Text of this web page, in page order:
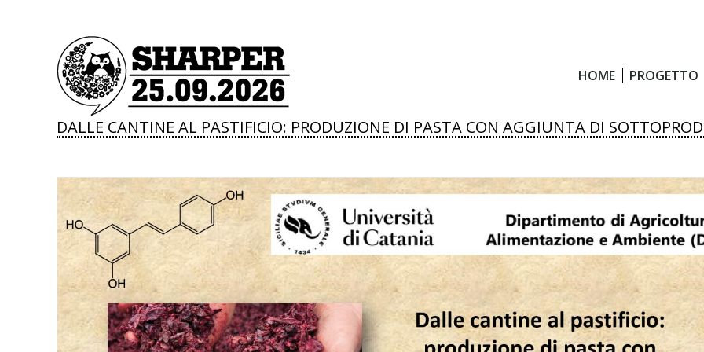
HOME PROGETTO
DALLE CANTINE AL PASTIFICIO: PRODUZIONE DI PASTA CON AGGIUNTA DI